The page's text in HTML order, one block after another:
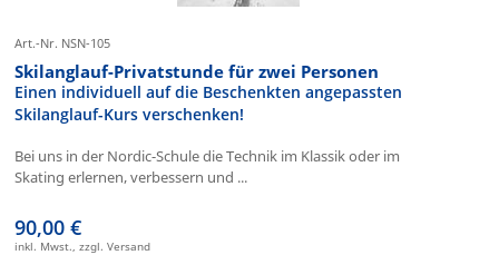
Art.-Nr. NSN-105
Skilanglauf-Privatstunde für zwei Personen
Einen individuell auf die Beschenkten angepassten
Skilanglauf-Kurs verschenken!
Bei uns in der Nordic-Schule die Technik im Klassik oder im
Skating erlernen, verbessern und ...
90,00 €
inkl. Mwst., zzgl. Versand